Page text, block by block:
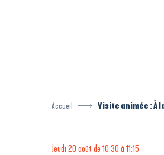
Accueil Visite animée : À
Jeudi 20 août de 10:30 à 11:15